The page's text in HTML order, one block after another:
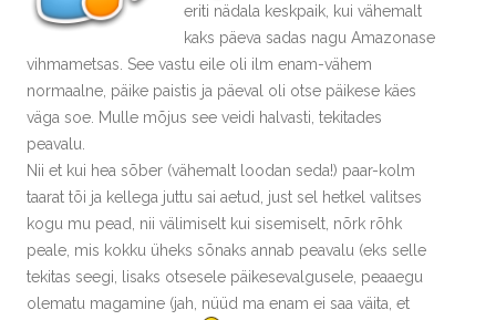
eriti nädala keskpaik, kui vähemalt
kaks päeva sadas nagu Amazonase
vihmametsas. See vastu eile oli ilm enam-vähem
normaalne, päike paistis ja päeval oli otse päikese käes
väga soe. Mulle mõjus see veidi halvasti, tekitades
peavalu.
Nii et kui hea sõber (vähemalt loodan seda!) paar-kolm
taarat tõi ja kellega juttu sai aetud, just sel hetkel valitses
kogu mu pead, nii välimiselt kui sisemiselt, nõrk rõhk
peale, mis kokku üheks sõnaks annab peavalu (eks selle
tekitas seegi, lisaks otsesele päikesevalgusele, peaaegu
olematu magamine (jah, nüüd ma enam ei saa väita, et